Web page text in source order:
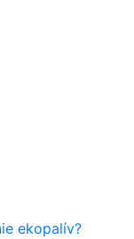
ekopalív?